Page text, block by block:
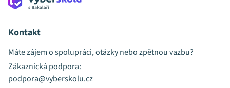
Kontakt
Máte zájem o spolupráci, otázky nebo zpětnou vazbu?
Zákaznická podpora:
podpora@vyberskolu.cz